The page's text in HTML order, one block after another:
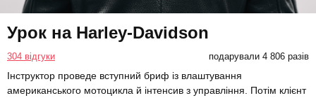
Урок на Harley-Davidson
304 відгуки подарували 4 806 разів
Інструктор проведе вступний бриф із влаштування
американського мотоцикла й інтенсив з управління. Потім клієнт